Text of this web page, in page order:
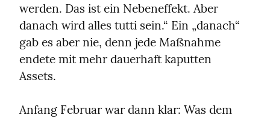
werden. Das ist ein Nebeneffekt. Aber
danach wird alles tutti sein.“ Ein „danach“
gab es aber nie, denn jede Maßnahme
endete mit mehr dauerhaft kaputten
Assets.
Anfang Februar war dann klar: Was dem